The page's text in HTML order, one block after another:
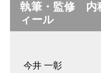
執筆・監修 内
ィール
今井 一彰